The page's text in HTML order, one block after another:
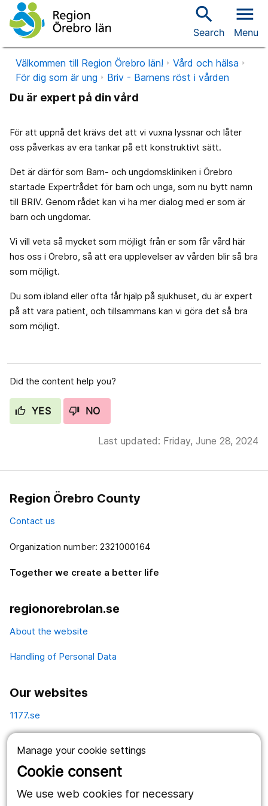
Manage your cookie settings
Cookie consent
We use web cookies for necessary
search
Search
menu
Menu
Välkommen till Region Örebro län!
Vård och hälsa
För dig som är ung
Briv - Barnens röst i vården
Du är expert på din vård
För att uppnå det krävs det att vi vuxna lyssnar och låter
oss påverkas av era tankar på ett konstruktivt sätt.
Det är därför som Barn- och ungdomskliniken i Örebro
startade Expertrådet för barn och unga, som nu bytt namn
till BRIV. Genom rådet kan vi ha mer dialog med er som är
barn och ungdomar.
Vi vill veta så mycket som möjligt från er som får vård här
hos oss i Örebro, så att era upplevelser av vården blir så bra
som möjligt.
Du som ibland eller ofta får hjälp på sjukhuset, du är expert
på att vara patient, och tillsammans kan vi göra det så bra
som möjligt.
Did the content help you?
YES NO
Last updated: Friday, June 28, 2024
Region Örebro County
Contact us
Organization number: 2321000164
Together we create a better life
regionorebrolan.se
About the website
Handling of Personal Data
Our websites
1177.se
Vårdgivare
Utveckling